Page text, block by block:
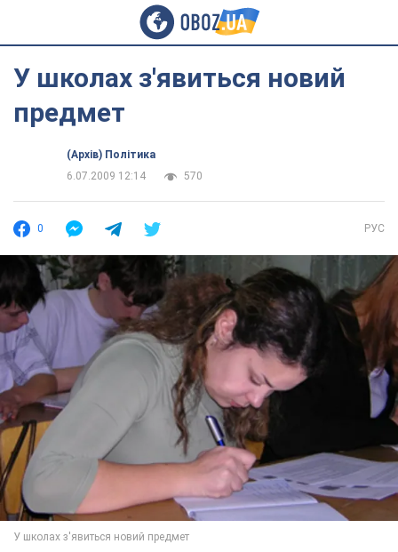
У школах з'явиться новий
предмет
(Архів) Політика
6.07.2009 12:14
570
0 РУС